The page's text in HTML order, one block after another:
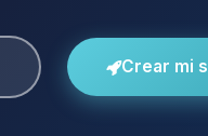
Crear mi